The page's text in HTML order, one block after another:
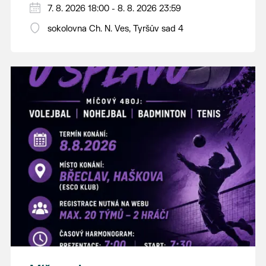
PÁTEK 7. srpna
18:00 - ruční stavění máje
14:00 - krojový průvod pro stárky od
hostince “U Buvola”
16:00 - odpolední zábava na sokolovně
21:00 - večerní zábava
K tanci a poslechu bude hrát DH
Lanžhotčané.
Těšíme se na Vás!
7. 8. 2026 18:00 - 8. 8. 2026 23:59
sokolovna Ch. N. Ves, Tyršův sad 4